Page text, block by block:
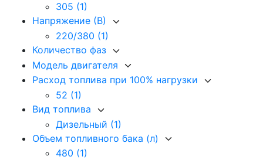
305 (1)
Напряжение (В)
220/380 (1)
Количество фаз
Модель двигателя
Расход топлива при 100% нагрузки
52 (1)
Вид топлива
Дизельный (1)
Объем топливного бака (л)
480 (1)